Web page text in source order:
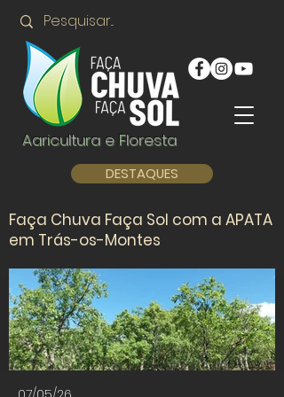
Agricultura e Floresta
DESTAQUES
Faça Chuva Faça Sol com a APATA
em Trás-os-Montes